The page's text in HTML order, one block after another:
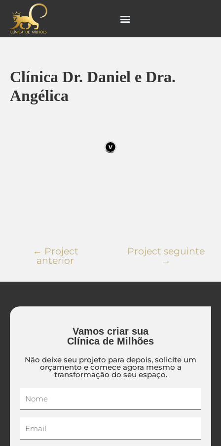
para
conteúdo
Clínica Dr. Daniel e Dra.
Angélica
Navegação
Post
← Project
anterior
Project seguinte
→
Vamos criar sua
Clínica de Milhões
Não deixe seu projeto para depois, solicite um
orçamento e comece agora mesmo a
transformação do seu espaço.